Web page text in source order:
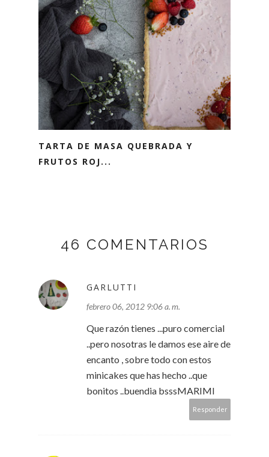
TARTA DE MASA QUEBRADA Y
FRUTOS ROJ...
46 COMENTARIOS
GARLUTTI
febrero 06, 2012 9:06 a. m.
Que razón tienes ...puro comercial
..pero nosotras le damos ese aire de
encanto , sobre todo con estos
minicakes que has hecho ..que
bonitos ..buendia bsssMARIMI
Responder